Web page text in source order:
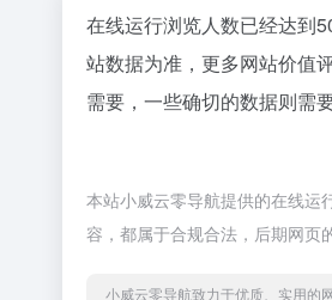
在线运行浏览人数已经达到
站数据为准，更多网站价值
需要，一些确切的数据则需
本站小威云零导航提供的在线运
容，都属于合规合法，后期网页
小威云零导航致力于优质、实用的